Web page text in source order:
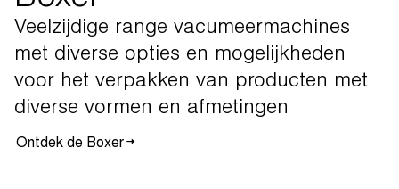
Veelzijdige range vacumeermachines
met diverse opties en mogelijkheden
voor het verpakken van producten met
diverse vormen en afmetingen
Ontdek de Boxer